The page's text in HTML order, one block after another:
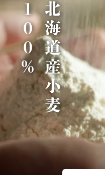
北
海
道
産
小
麦
1
0
0
％